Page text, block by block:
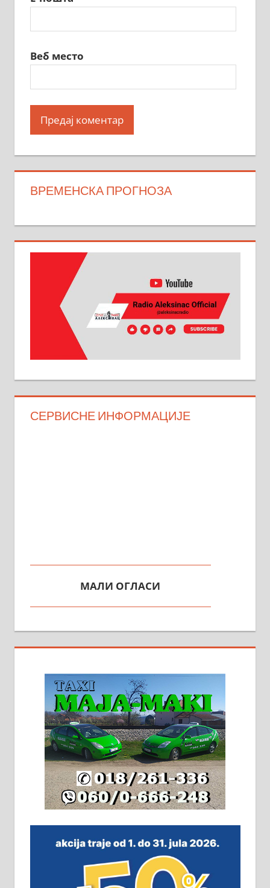
Веб место
ВРЕМЕНСКА ПРОГНОЗА
СЕРВИСНЕ ИНФОРМАЦИЈЕ
стамбене целине једна уз другу.
2х150м2, две гараже, централно
Издајем комплетно опремљену
халу на Житковачком путу, на
плацу површине око 7 ари.
064/321-80-51; 063/102-35-25
На продају легализована, нова,
незавршена кућа површине 160
м2 са плацем од 8 ари у Зеленом
виру у Алексинцу. Могућа
замена. 064/21-63-584
ПОСЛОВНИ ОГЛАСИ